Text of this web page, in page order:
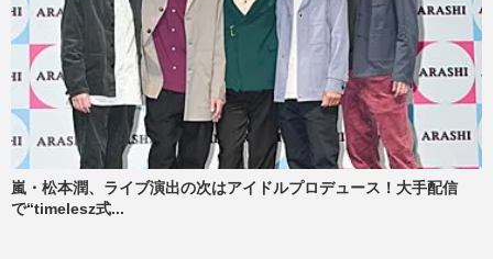
嵐・松本潤、ライブ演出の次はアイドルプロデュース！大手配信
で“timelesz式...